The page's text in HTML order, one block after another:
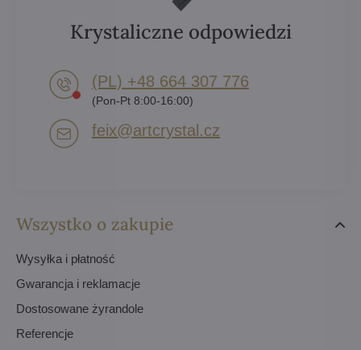
Wszystko o zakupie
Wysyłka i płatność
Gwarancja i reklamacje
Dostosowane żyrandole
Referencje
Krystaliczne odpowiedzi
(PL) +48 664 307 776
(Pon-Pt 8:00-16:00)
feix​@artcrystal​.cz